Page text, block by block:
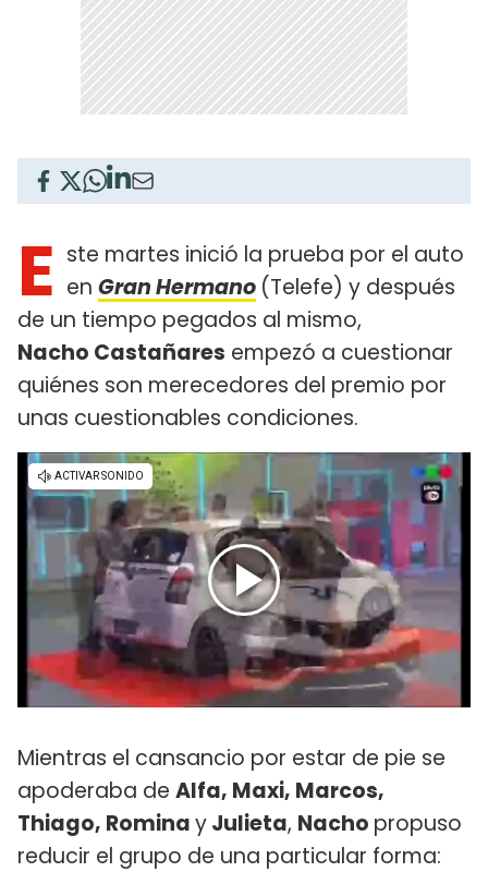
E ste martes inició la prueba por el auto
en Gran Hermano (Telefe) y después
de un tiempo pegados al mismo,
Nacho Castañares empezó a cuestionar
quiénes son merecedores del premio por
unas cuestionables condiciones.
Mientras el cansancio por estar de pie se
apoderaba de Alfa, Maxi, Marcos,
Thiago, RominayJulieta, Nacho propuso
reducir el grupo de una particular forma: